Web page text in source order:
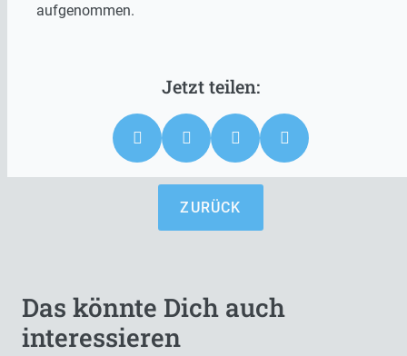
aufgenommen.
ZURÜCK
Das könnte Dich auch
interessieren